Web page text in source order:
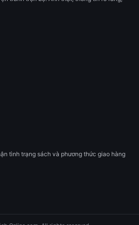
tình trạng sách và phương thức giao hàng